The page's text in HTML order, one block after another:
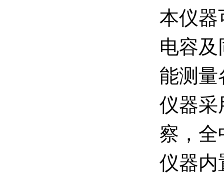
本仪器
电容
能测量
仪器采
察，全
仪器内